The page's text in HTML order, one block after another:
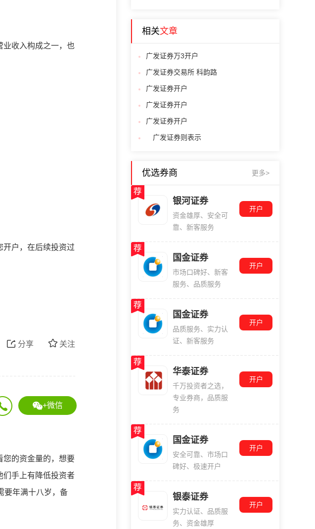
业收入构成之一，也
开户，在后续投资过
关注
分享
+微信
您的资金量的，想要
们手上有降低投资者
要年满十八岁，备
相关文章
广发证券万3开户
广发证券交易所 科韵路
广发证券开户
广发证券开户
广发证券开户
广发证券则表示
优选券商 更多>
银河证券
资金雄厚、安全可
靠、新客服务
开户
国金证券
市场口碑好、新客
服务、品质服务
开户
国金证券
品质服务、实力认
证、新客服务
开户
华泰证券
千万投资者之选，
专业券商，品质服
务
开户
国金证券
安全可靠、市场口
碑好、极速开户
开户
银泰证券
实力认证、品质服
务、资金雄厚
开户